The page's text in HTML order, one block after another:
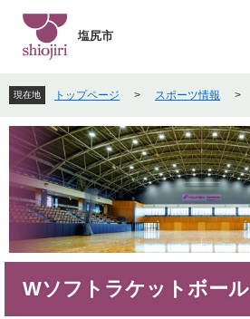
先
頭
で
を
飛
ば
本
文
へ
塩尻市
現在地 トップページ > スポーツ情報 >
Wソフトラケットボール